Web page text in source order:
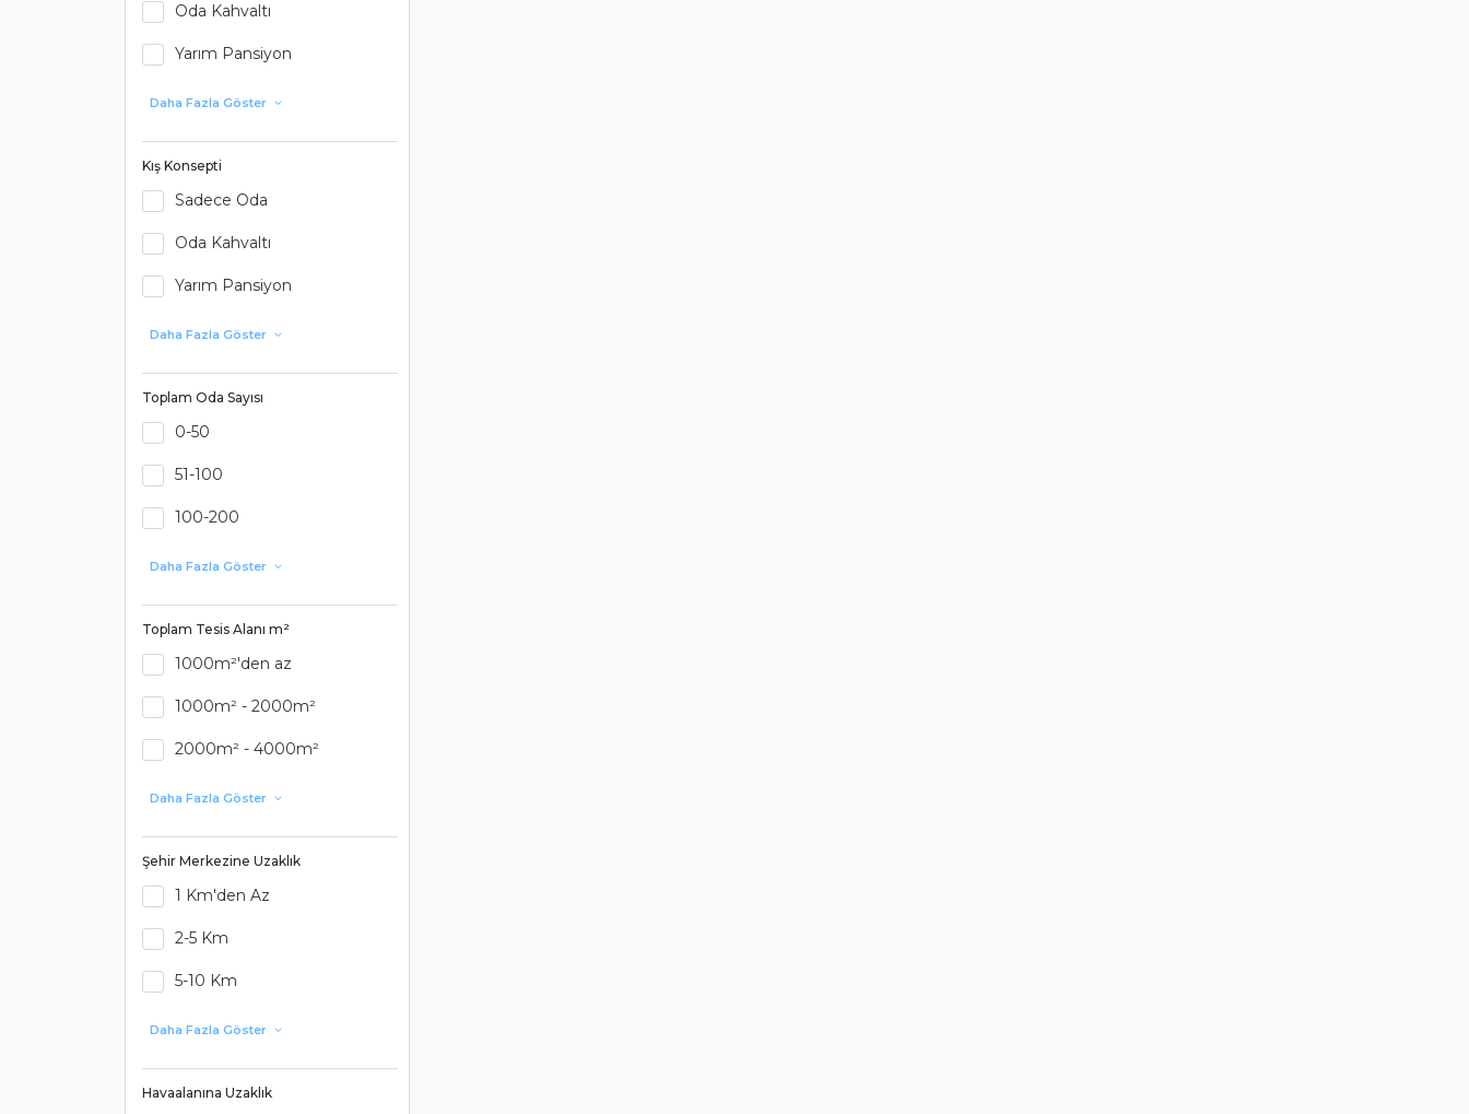
Oda Kahvaltı
Yarım Pansiyon
Daha Fazla Göster
Kış Konsepti
Sadece Oda
Oda Kahvaltı
Yarım Pansiyon
Daha Fazla Göster
Toplam Oda Sayısı
0-50
51-100
100-200
Daha Fazla Göster
Toplam Tesis Alanı m²
1000m²'den az
1000m² - 2000m²
2000m² - 4000m²
Daha Fazla Göster
Şehir Merkezine Uzaklık
1 Km'den Az
2-5 Km
5-10 Km
Daha Fazla Göster
Havaalanına Uzaklık